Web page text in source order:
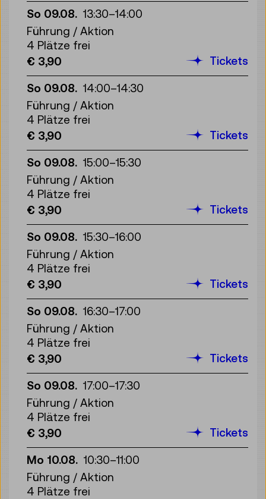
So 09.08. 13:30–14:00
Führung / Aktion
4 Plätze frei
€ 3,90
Tickets
So 09.08. 14:00–14:30
Führung / Aktion
4 Plätze frei
€ 3,90
Tickets
So 09.08. 15:00–15:30
Führung / Aktion
4 Plätze frei
€ 3,90
Tickets
So 09.08. 15:30–16:00
Führung / Aktion
4 Plätze frei
€ 3,90
Tickets
So 09.08. 16:30–17:00
Führung / Aktion
4 Plätze frei
€ 3,90
Tickets
So 09.08. 17:00–17:30
Führung / Aktion
4 Plätze frei
€ 3,90
Tickets
Mo 10.08. 10:30–11:00
Führung / Aktion
4 Plätze frei